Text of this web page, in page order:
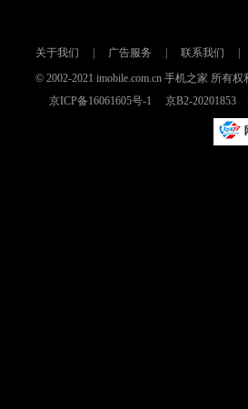
关于我们 广告服务 联系我们
© 2002-2021 imobile.com.cn 手机之家 所有
京ICP备16061605号-1
京B2-20201853